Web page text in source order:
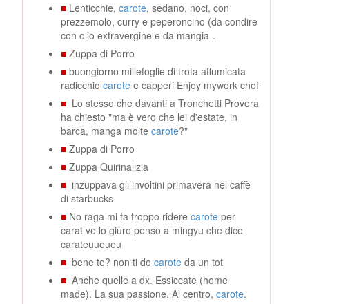
■ Lenticchie, carote, sedano, noci, con
prezzemolo, curry e peperoncino (da condire
con olio extravergine e da mangia…
■ Zuppa di Porro
■ buongiorno millefoglie di trota affumicata
radicchio carote e capperi Enjoy mywork chef
■ Lo stesso che davanti a Tronchetti Provera
ha chiesto "ma è vero che lei d'estate, in
barca, manga molte carote?"
■ Zuppa di Porro
■ Zuppa Quirinalizia
■ inzuppava gli involtini primavera nel caffè
di starbucks
■ No raga mi fa troppo ridere carote per
carat ve lo giuro penso a mingyu che dice
carateuueueu
■ bene te? non ti do carote da un tot
■ Anche quelle a dx. Essiccate (home
made). La sua passione. Al centro, carote.